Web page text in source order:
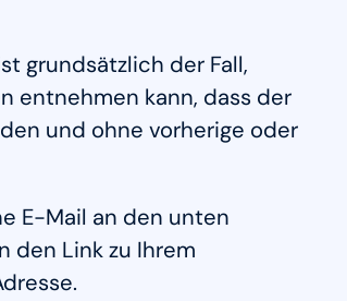
grundsätzlich der Fall,
entnehmen kann, dass der
und ohne vorherige oder
E-Mail an den unten
den Link zu Ihrem